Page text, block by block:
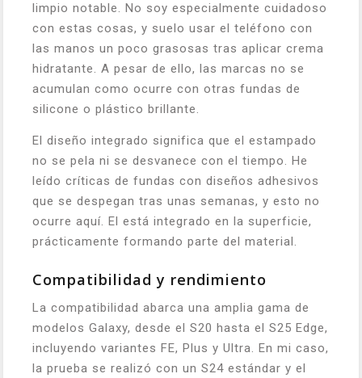
limpio notable. No soy especialmente cuidadoso
con estas cosas, y suelo usar el teléfono con
las manos un poco grasosas tras aplicar crema
hidratante. A pesar de ello, las marcas no se
acumulan como ocurre con otras fundas de
silicone o plástico brillante.
El diseño integrado significa que el estampado
no se pela ni se desvanece con el tiempo. He
leído críticas de fundas con diseños adhesivos
que se despegan tras unas semanas, y esto no
ocurre aquí. El está integrado en la superficie,
prácticamente formando parte del material.
Compatibilidad y rendimiento
La compatibilidad abarca una amplia gama de
modelos Galaxy, desde el S20 hasta el S25 Edge,
incluyendo variantes FE, Plus y Ultra. En mi caso,
la prueba se realizó con un S24 estándar y el